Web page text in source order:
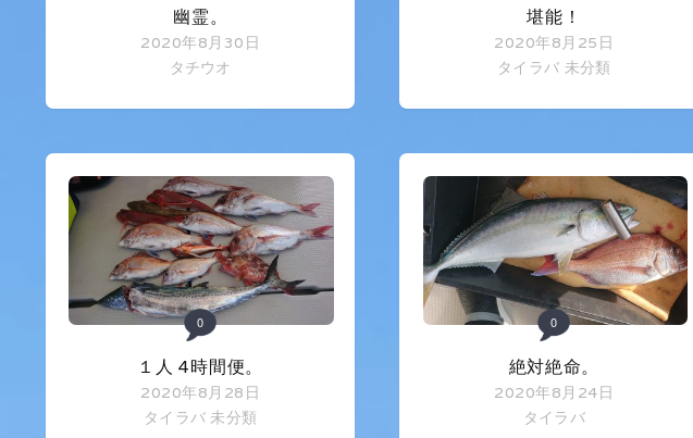
幽霊。
2020年8月30日
タチウオ
0
１人 4時間便。
2020年8月28日
タイラバ 未分類
堪能！
2020年8月25日
タイラバ 未分類
0
絶対絶命。
2020年8月24日
タイラバ